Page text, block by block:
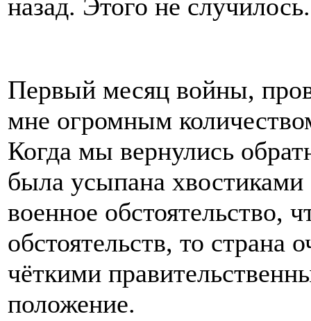
назад. Этого не случилось.
Первый месяц войны,
мне огромным
Когда мы вернулись
была усыпана
военное обстоятельство,
обстоятельств, то страна
чёткими
положение.